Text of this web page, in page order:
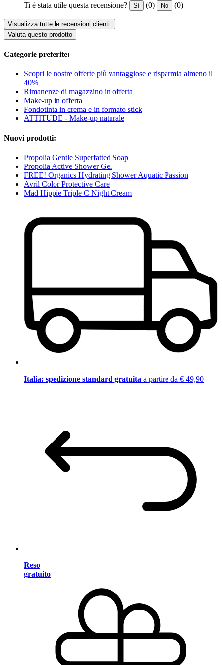
Ti è stata utile questa recensione? Sì (0) No (0)
Visualizza tutte le recensioni clienti.
Valuta questo prodotto
Categorie preferite:
Scopri le nostre offerte più vantaggiose e risparmia almeno il
40%
Rimanenze di magazzino in offerta
Make-up in offerta
Fondotinta in crema e in formato stick
ATTITUDE - Make-up naturale
Nuovi prodotti:
Propolia Gentle Superfatted Soap
Propolia Active Shower Gel
FREE! Organics Hydrating Shower Aquatic Passion
Avril Color Protective Care
Mad Hippie Triple C Night Cream
Italia: spedizione standard gratuita a partire da € 49,90
Reso
gratuito